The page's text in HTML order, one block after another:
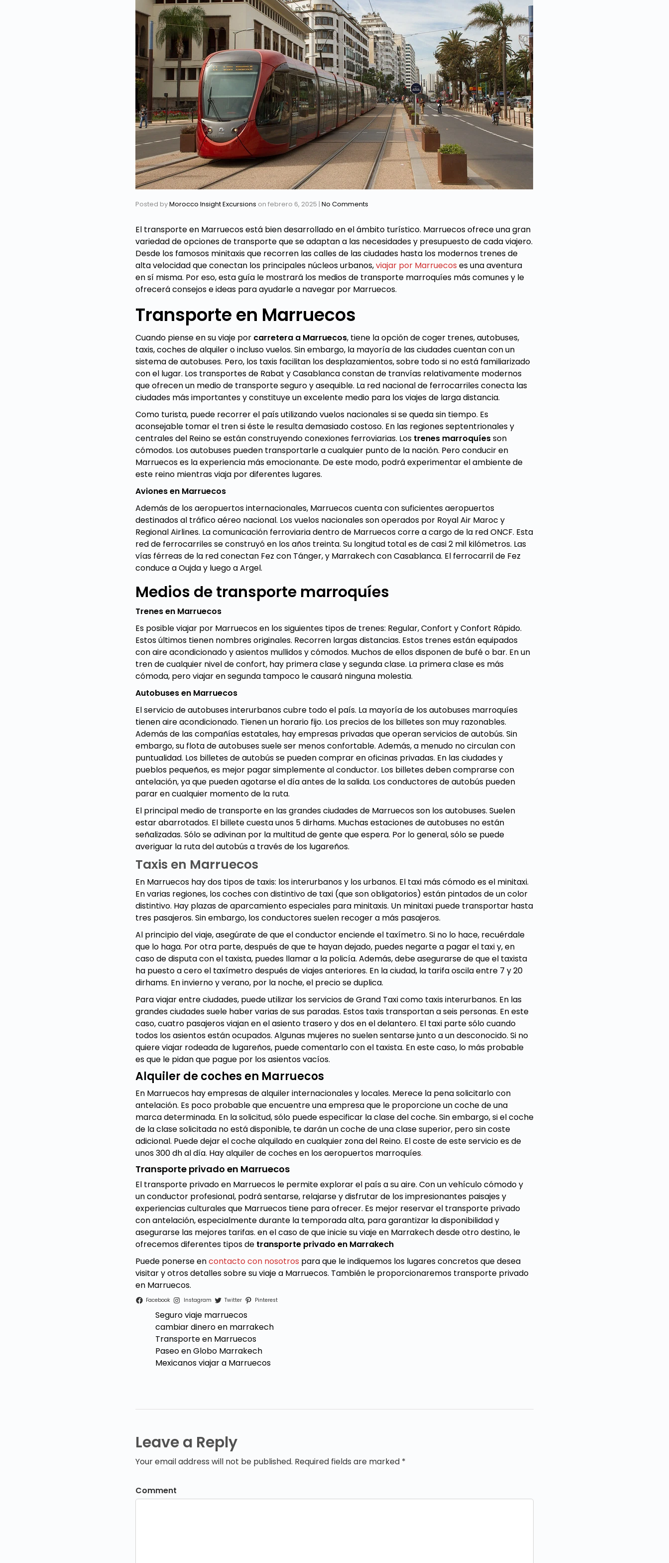
Posted byMorocco Insight Excursions on febrero 6, 2025 | No Comments
El transporte en Marruecos está bien desarrollado en el ámbito turístico. Marruecos ofrece una gran
variedad de opciones de transporte que se adaptan a las necesidades y presupuesto de cada viajero.
Desde los famosos minitaxis que recorren las calles de las ciudades hasta los modernos trenes de
alta velocidad que conectan los principales núcleos urbanos,viajar por Marruecos es una aventura
en sí misma. Por eso, esta guía le mostrará los medios de transporte marroquíes más comunes y le
ofrecerá consejos e ideas para ayudarle a navegar por Marruecos.
Transporte en Marruecos
Cuando piense en su viaje por carretera a Marruecos, tiene la opción de coger trenes, autobuses,
taxis, coches de alquiler o incluso vuelos. Sin embargo, la mayoría de las ciudades cuentan con un
sistema de autobuses. Pero, los taxis facilitan los desplazamientos, sobre todo si no está familiarizado
con el lugar. Los transportes de Rabat y Casablanca constan de tranvías relativamente modernos
que ofrecen un medio de transporte seguro y asequible. La red nacional de ferrocarriles conecta las
ciudades más importantes y constituye un excelente medio para los viajes de larga distancia.
Como turista, puede recorrer el país utilizando vuelos nacionales si se queda sin tiempo. Es
aconsejable tomar el tren si éste le resulta demasiado costoso. En las regiones septentrionales y
centrales del Reino se están construyendo conexiones ferroviarias. Los trenes marroquíesson
cómodos. Los autobuses pueden transportarle a cualquier punto de la nación. Pero conducir en
Marruecos es la experiencia más emocionante. De este modo, podrá experimentar el ambiente de
este reino mientras viaja por diferentes lugares.
Aviones en Marruecos
Además de los aeropuertos internacionales, Marruecos cuenta con suficientes aeropuertos
destinados al tráfico aéreo nacional. Los vuelos nacionales son operados por Royal Air Maroc y
Regional Airlines. La comunicación ferroviaria dentro de Marruecos corre a cargo de la red ONCF. Esta
red de ferrocarriles se construyó en los años treinta. Su longitud total es de casi 2 mil kilómetros. Las
vías férreas de la red conectan Fez con Tánger, y Marrakech con Casablanca. El ferrocarril de Fez
conduce a Oujda y luego a Argel.
Medios de transporte marroquíes
Trenes en Marruecos
Es posible viajar por Marruecos en los siguientes tipos de trenes: Regular, Confort y Confort Rápido.
Estos últimos tienen nombres originales. Recorren largas distancias. Estos trenes están equipados
con aire acondicionado y asientos mullidos y cómodos. Muchos de ellos disponen de bufé o bar. En un
tren de cualquier nivel de confort, hay primera clase y segunda clase. La primera clase es más
cómoda, pero viajar en segunda tampoco le causará ninguna molestia.
Autobuses en Marruecos
El servicio de autobuses interurbanos cubre todo el país. La mayoría de los autobuses marroquíes
tienen aire acondicionado. Tienen un horario fijo. Los precios de los billetes son muy razonables.
Además de las compañías estatales, hay empresas privadas que operan servicios de autobús. Sin
embargo, su flota de autobuses suele ser menos confortable. Además, a menudo no circulan con
puntualidad. Los billetes de autobús se pueden comprar en oficinas privadas. En las ciudades y
pueblos pequeños, es mejor pagar simplemente al conductor. Los billetes deben comprarse con
antelación, ya que pueden agotarse el día antes de la salida. Los conductores de autobús pueden
parar en cualquier momento de la ruta.
El principal medio de transporte en las grandes ciudades de Marruecos son los autobuses. Suelen
estar abarrotados. El billete cuesta unos 5 dirhams. Muchas estaciones de autobuses no están
señalizadas. Sólo se adivinan por la multitud de gente que espera. Por lo general, sólo se puede
averiguar la ruta del autobús a través de los lugareños.
Taxis en Marruecos
En Marruecos hay dos tipos de taxis: los interurbanos y los urbanos. El taxi más cómodo es el minitaxi.
En varias regiones, los coches con distintivo de taxi (que son obligatorios) están pintados de un color
distintivo. Hay plazas de aparcamiento especiales para minitaxis. Un minitaxi puede transportar hasta
tres pasajeros. Sin embargo, los conductores suelen recoger a más pasajeros.
Al principio del viaje, asegúrate de que el conductor enciende el taxímetro. Si no lo hace, recuérdale
que lo haga. Por otra parte, después de que te hayan dejado, puedes negarte a pagar el taxi y, en
caso de disputa con el taxista, puedes llamar a la policía. Además, debe asegurarse de que el taxista
ha puesto a cero el taxímetro después de viajes anteriores. En la ciudad, la tarifa oscila entre 7 y 20
dirhams. En invierno y verano, por la noche, el precio se duplica.
Para viajar entre ciudades, puede utilizar los servicios de Grand Taxi como taxis interurbanos. En las
grandes ciudades suele haber varias de sus paradas. Estos taxis transportan a seis personas. En este
caso, cuatro pasajeros viajan en el asiento trasero y dos en el delantero. El taxi parte sólo cuando
todos los asientos están ocupados. Algunas mujeres no suelen sentarse junto a un desconocido. Si no
quiere viajar rodeada de lugareños, puede comentarlo con el taxista. En este caso, lo más probable
es que le pidan que pague por los asientos vacíos.
Alquiler de coches en Marruecos
En Marruecos hay empresas de alquiler internacionales y locales. Merece la pena solicitarlo con
antelación. Es poco probable que encuentre una empresa que le proporcione un coche de una
marca determinada. En la solicitud, sólo puede especificar la clase del coche. Sin embargo, si el coche
de la clase solicitada no está disponible, te darán un coche de una clase superior, pero sin coste
adicional. Puede dejar el coche alquilado en cualquier zona del Reino. El coste de este servicio es de
unos 300 dh al día. Hay alquiler de coches en losaeropuertos marroquíes.
Transporte privado en Marruecos
El transporte privado en Marruecos le permite explorar el país a su aire. Con un vehículo cómodo y
un conductor profesional, podrá sentarse, relajarse y disfrutar de los impresionantes paisajes y
experiencias culturales que Marruecos tiene para ofrecer. Es mejor reservar el transporte privado
con antelación, especialmente durante la temporada alta, para garantizar la disponibilidad y
asegurarse las mejores tarifas. en el caso de que inicie su viaje en Marrakech desde otro destino, le
ofrecemos diferentes tipos de transporte privado en Marrakech
Puede ponerse encontacto con nosotros para que le indiquemos los lugares concretos que desea
visitar y otros detalles sobre su viaje a Marruecos. También le proporcionaremos transporte privado
en Marruecos.
Facebook Instagram Twitter Pinterest
Seguro viaje marruecos
cambiar dinero en marrakech
Transporte en Marruecos
Paseo en Globo Marrakech
Mexicanos viajar a Marruecos
Leave a Reply
Your email address will not be published. Required fields are marked *
Comment